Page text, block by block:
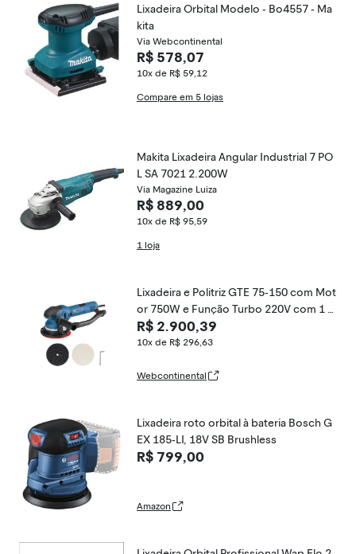
Lixadeira Orbital Modelo - Bo4557 - Ma
kita
Via Webcontinental
R$ 578,07
10x de R$ 59,12
Compare em 5 lojas
Makita Lixadeira Angular Industrial 7 PO
L SA 7021 2.200W
Via Magazine Luiza
R$ 889,00
10x de R$ 95,59
1 loja
Lixadeira e Politriz GTE 75-150 com Mot
or 750W e Função Turbo 220V com 1 Li
xa Net M480 Bosch
R$ 2.900,39
10x de R$ 296,63
Webcontinental
Lixadeira roto orbital à bateria Bosch G
EX 185-LI, 18V SB Brushless
R$ 799,00
Amazon